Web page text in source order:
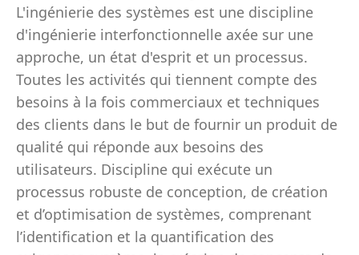
L'ingénierie des systèmes est une discipline
d'ingénierie interfonctionnelle axée sur une
approche, un état d'esprit et un processus.
Toutes les activités qui tiennent compte des
besoins à la fois commerciaux et techniques
des clients dans le but de fournir un produit de
qualité qui réponde aux besoins des
utilisateurs. Discipline qui exécute un
processus robuste de conception, de création
et d’optimisation de systèmes, comprenant
l’identification et la quantification des